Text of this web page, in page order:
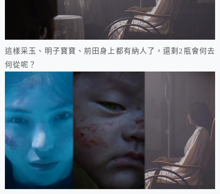
這樣采玉、明子寶寶、前田身上都有納人了，還剩2瓶會何去
何從呢？